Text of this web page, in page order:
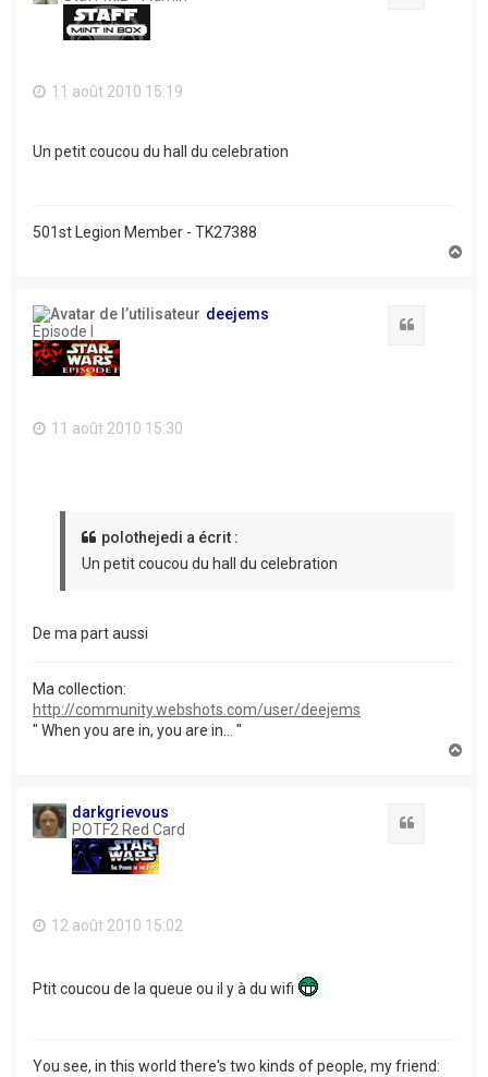
11 août 2010 15:19
Un petit coucou du hall du celebration
501st Legion Member - TK27388
deejems
Episode I
11 août 2010 15:30
polothejedi a écrit :
Un petit coucou du hall du celebration
De ma part aussi
Ma collection:
http://community.webshots.com/user/deejems
" When you are in, you are in... "
darkgrievous
POTF2 Red Card
12 août 2010 15:02
Ptit coucou de la queue ou il y à du wifi
You see, in this world there's two kinds of people, my friend: